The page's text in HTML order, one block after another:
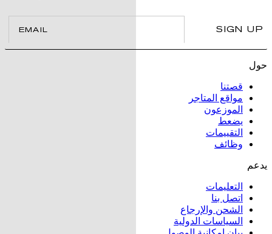
SIGN UP
حول
قصتنا
مواقع المتاجر
الموزعون
يضعط
التقييمات
وظائف
يدعم
التعليمات
اتصل بنا
الشحن والإرجاع
السياسات الدولية